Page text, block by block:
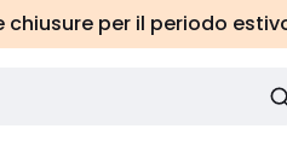
per il periodo